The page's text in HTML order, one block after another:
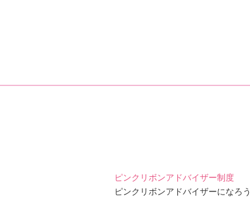
ピンクリボンアドバイザー制度
ピンクリボンアドバイザーになろう